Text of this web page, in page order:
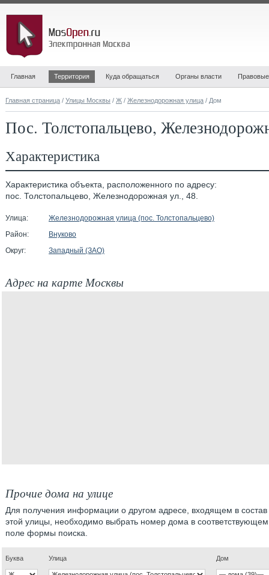
Главная Территория Куда обращаться Органы власти
Главная страница / Улицы Москвы / Ж / Железнодорожная улица / Дом
Пос. Толстопальцево,
Характеристика
Характеристика объекта, расположенного по адресу:
пос. Толстопальцево, Железнодорожная ул., 48.
Улица:
Железнодорожная улица (пос. Толстопальцево)
Район:
Внуково
Округ:
Западный (ЗАО)
Адрес на карте Москвы
Прочие дома на улице
Для получения информации о другом адресе, входящем в состав
этой улицы, необходимо выбрать номер дома в соответствующем
поле формы поиска.
Буква Улица Дом